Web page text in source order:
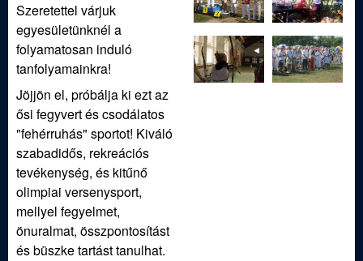
Szeretettel várjuk
egyesületünknél a
folyamatosan induló
tanfolyamainkra!
Jöjjön el, próbálja ki ezt az
ősi fegyvert és csodálatos
"fehérruhás" sportot! Kiváló
szabadidős, rekreációs
tevékenység, és kitűnő
olimpiai versenysport,
mellyel fegyelmet,
önuralmat, összpontosítást
és büszke tartást tanulhat.